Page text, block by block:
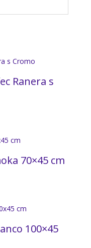
Ranera s
70×45 cm
100×45